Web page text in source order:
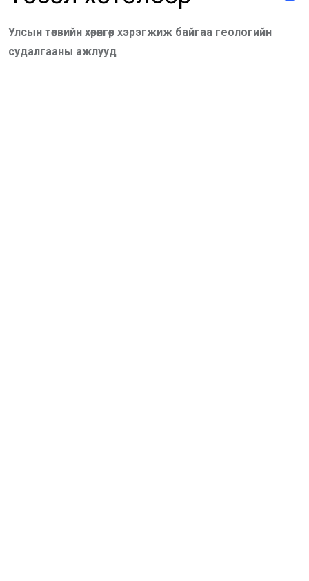
Улсын төсвийн хөрөнгөөр хэрэгжиж байгаа геологийн
судалгааны ажлууд